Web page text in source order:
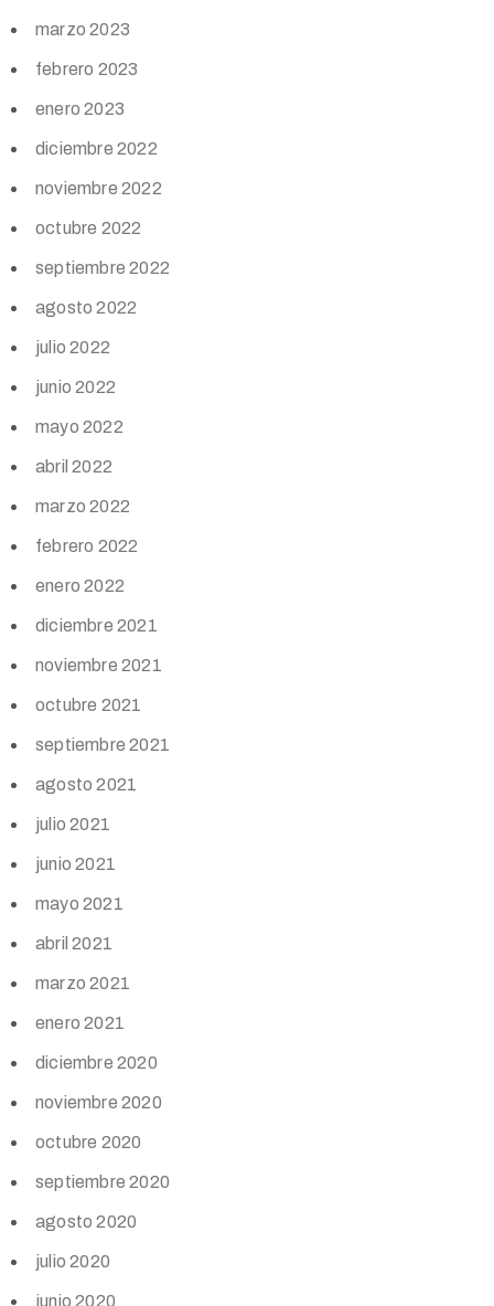
marzo 2023
febrero 2023
enero 2023
diciembre 2022
noviembre 2022
octubre 2022
septiembre 2022
agosto 2022
julio 2022
junio 2022
mayo 2022
abril 2022
marzo 2022
febrero 2022
enero 2022
diciembre 2021
noviembre 2021
octubre 2021
septiembre 2021
agosto 2021
julio 2021
junio 2021
mayo 2021
abril 2021
marzo 2021
enero 2021
diciembre 2020
noviembre 2020
octubre 2020
septiembre 2020
agosto 2020
julio 2020
junio 2020